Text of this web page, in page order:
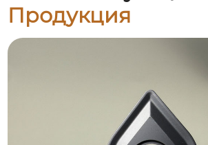
Продукция